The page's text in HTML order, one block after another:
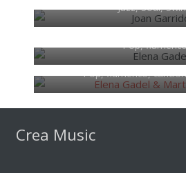
Jazz, Soul,
Elena
Pop,
Elena Gadel &
Pop, flamenco,
Crea Music